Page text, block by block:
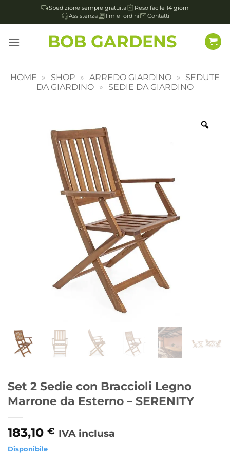
Spedizione sempre gratuita
Reso facile 14 giorni
Assistenza
I miei ordini Contatti
BOB GARDENS
HOME » SHOP » ARREDO GIARDINO » SEDUTE
DA GIARDINO » SEDIE DA GIARDINO
Set 2 Sedie con Braccioli Legno
Marrone da Esterno – SERENITY
183,10 € IVA inclusa
Disponibile